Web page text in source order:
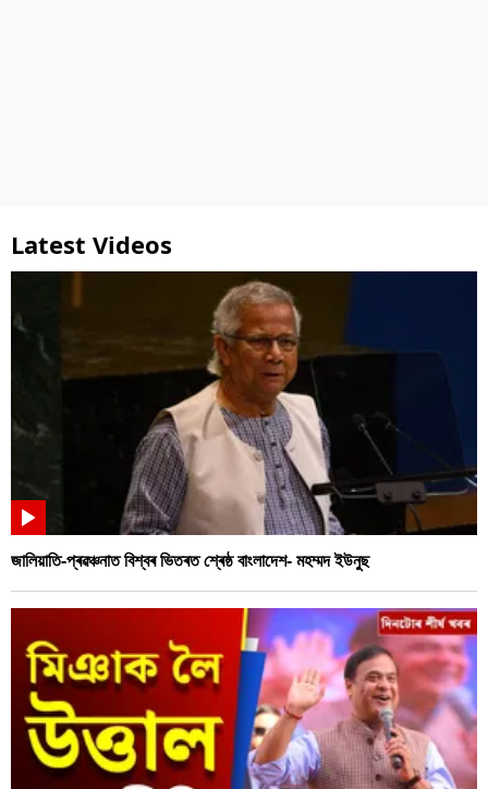
Latest Videos
জালিয়াতি-প্ৰৱঞ্চনাত বিশ্বৰ ভিতৰত শ্ৰেষ্ঠ বাংলাদেশ- মহম্মদ ইউনুছ